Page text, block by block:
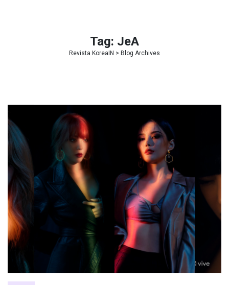
Tag: JeA
Revista KoreaIN > Blog Archives